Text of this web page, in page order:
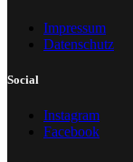
Impressum
Datenschutz
Social
Instagram
Facebook